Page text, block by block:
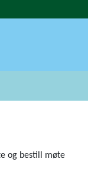
og bestill møte